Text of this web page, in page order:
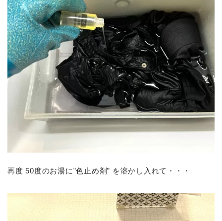
再度 50度のお湯に”色止め剤” を溶かし入れて・・・